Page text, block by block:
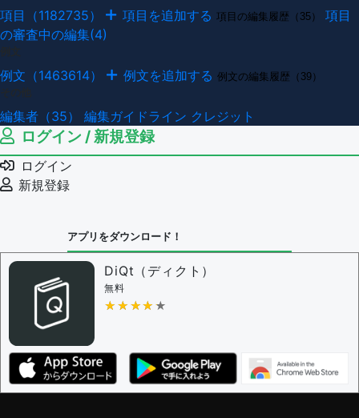
項目（1182735） 項目を追加する 項目の編集履歴（35）
項目
の審査中の編集(4)
例文（1463614） 例文を追加する 例文の編集履歴（39）
編集者（35） 編集ガイドライン クレジット
ログイン / 新規登録
ログイン
新規登録
アプリをダウンロード！
DiQt（ディクト）
無料
★★★★★
★★★★★